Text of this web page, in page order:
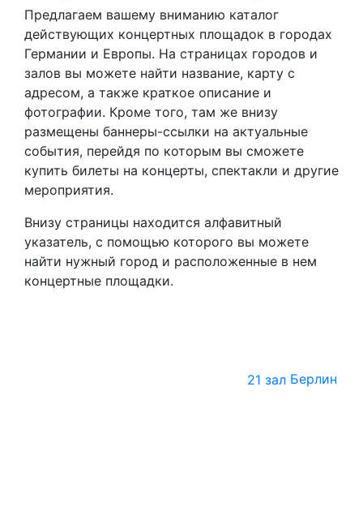
Предлагаем вашему вниманию каталог
действующих концертных площадок в городах
Германии и Европы. На страницах городов и
залов вы можете найти название, карту с
адресом, а также краткое описание и
фотографии. Кроме того, там же внизу
размещены баннеры-ссылки на актуальные
события, перейдя по которым вы сможете
купить билеты на концерты, спектакли и другие
мероприятия.
Внизу страницы находится алфавитный
указатель, с помощью которого вы можете
найти нужный город и расположенные в нем
концертные площадки.
21 зал Берлин